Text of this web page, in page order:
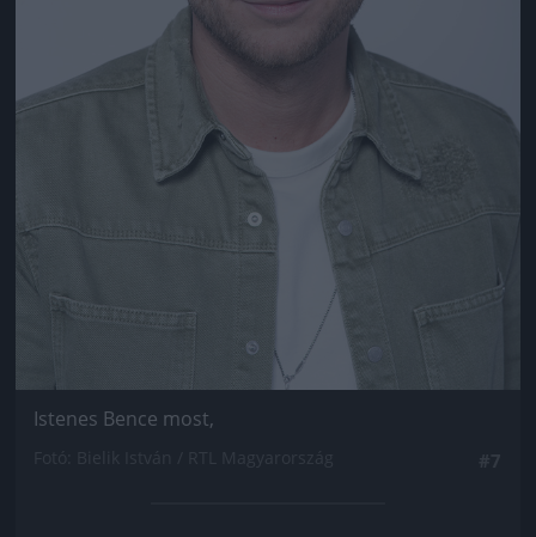
Istenes Bence most,